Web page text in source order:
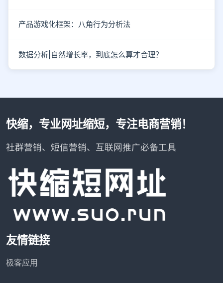
产品游戏化框架：八角行为分析法
数据分析|自然增长率，到底怎么算才合理？
快缩，专业网址缩短，专注电商营销！
社群营销、短信营销、互联网推广必备工具
友情链接
极客应用